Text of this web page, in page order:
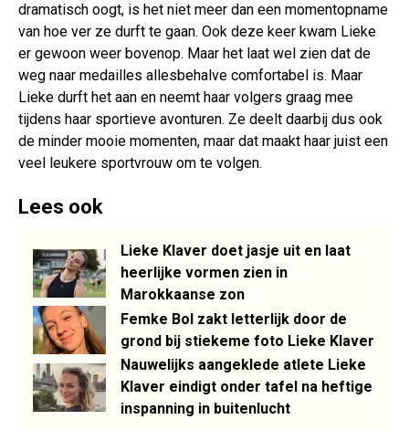
dramatisch oogt, is het niet meer dan een momentopname
van hoe ver ze durft te gaan. Ook deze keer kwam Lieke
er gewoon weer bovenop. Maar het laat wel zien dat de
weg naar medailles allesbehalve comfortabel is. Maar
Lieke durft het aan en neemt haar volgers graag mee
tijdens haar sportieve avonturen. Ze deelt daarbij dus ook
de minder mooie momenten, maar dat maakt haar juist een
veel leukere sportvrouw om te volgen.
Lees ook
Lieke Klaver doet jasje uit en laat
heerlijke vormen zien in
Marokkaanse zon
Femke Bol zakt letterlijk door de
grond bij stiekeme foto Lieke Klaver
Nauwelijks aangeklede atlete Lieke
Klaver eindigt onder tafel na heftige
inspanning in buitenlucht